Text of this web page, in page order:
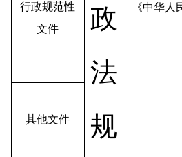
政
法
规
《中华
行政规范性
文件
其他文件